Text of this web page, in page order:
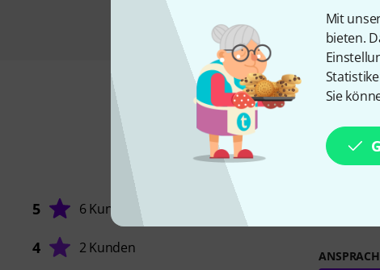
Mit
bieten.
Sie
5 6 Kunden
4 2 Kunden